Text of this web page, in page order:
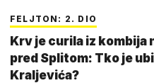
FELJTON: 2. DIO
Krv je curila iz kombija
pred Splitom: Tko je
Kraljevića?